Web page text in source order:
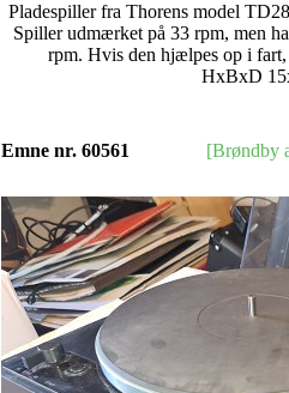
Pladespiller fra Thorens model
Spiller udmærket på 33 rpm, men
rpm. Hvis den hjælpes op i
HxBxD
Emne nr. 60561 [Brøndby